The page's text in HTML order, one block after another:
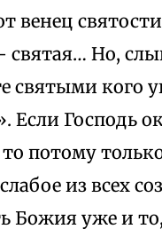
венец
святая… Но,
святыми кого
Если Господь
потому
из всех
Божия уже и